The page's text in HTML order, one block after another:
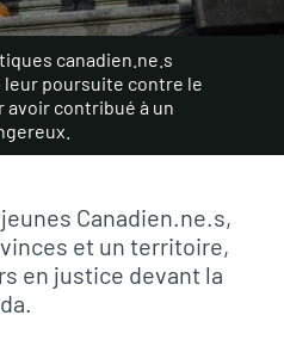
canadien.ne.s
poursuite contre le
contribué à un
Canadien.ne.s,
et un territoire,
en justice devant la